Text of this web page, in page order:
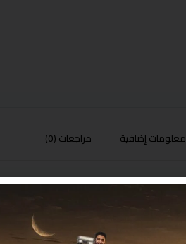
معلومات إضافية مراجعات (0)